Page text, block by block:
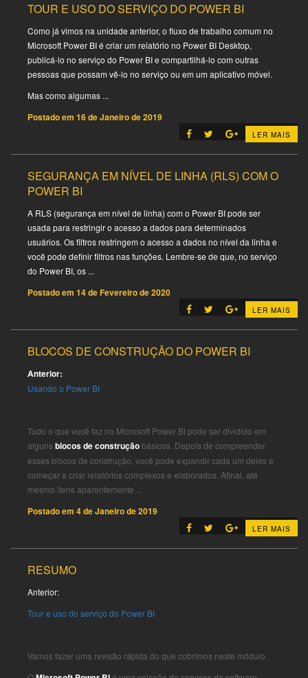
LER MAIS
TOUR E USO DO SERVIÇO DO POWER BI
Como já vimos na unidade anterior, o fluxo de trabalho comum no
Microsoft Power BI é criar um relatório no Power BI Desktop,
publicá-lo no serviço do Power BI e compartilhá-lo com outras
pessoas que possam vê-lo no serviço ou em um aplicativo móvel.
Mas como algumas ...
Postado em 16 de Janeiro de 2019
LER MAIS
SEGURANÇA EM NÍVEL DE LINHA (RLS) COM O
POWER BI
A RLS (segurança em nível de linha) com o Power BI pode ser
usada para restringir o acesso a dados para determinados
usuários. Os filtros restringem o acesso a dados no nível da linha e
você pode definir filtros nas funções. Lembre-se de que, no serviço
do Power BI, os ...
Postado em 14 de Fevereiro de 2020
LER MAIS
BLOCOS DE CONSTRUÇÃO DO POWER BI
Anterior:
Usando o Power BI
Tudo o que você faz no Microsoft Power BI pode ser dividido em
alguns blocos de construção básicos. Depois de compreender
esses blocos de construção, você pode expandir cada um deles e
começar a criar relatórios complexos e elaborados. Afinal, até
mesmo itens aparentemente ...
Postado em 4 de Janeiro de 2019
RESUMO
Anterior:
Tour e uso do serviço do Power BI
Vamos fazer uma revisão rápida do que cobrimos neste módulo.